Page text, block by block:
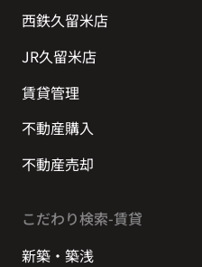
西鉄久留米店
JR久留米店
賃貸管理
不動産購入
不動産売却
こだわり検索-賃貸
新築・築浅